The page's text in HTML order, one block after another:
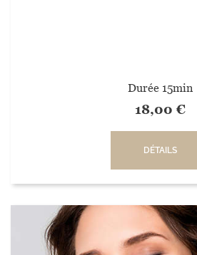
Durée 15min
18,00 €
DÉTAILS